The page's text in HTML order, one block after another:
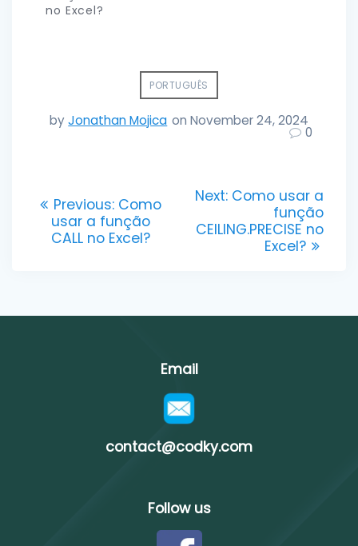
no Excel?
PORTUGUÊS
byJonathan Mojica on November 24, 2024
0
navigation
Previous: Previous
post:
Como
usar a função
CALL no Excel?
Next: Next
Como usar a
função
CEILING.PRECISE no
Excel?
Email
contact@codky.com
Follow us